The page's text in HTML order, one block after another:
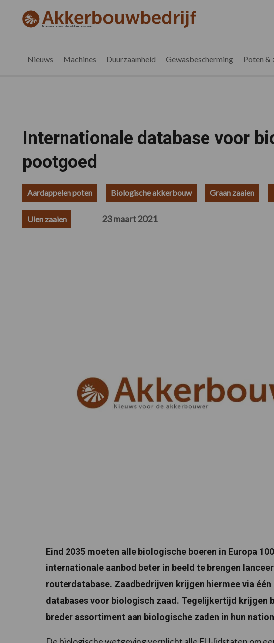
hoofdnavigatie
eerste
voettekst
akkerbouwbedrijf.nl
Nieuws Machines Duurzaamheid Gewasbescherming Poten &
Internationale database voor
pootgoed
Aardappelen poten Biologische akkerbouw Graan zaaien
Uien zaaien 23 maart 2021
Eind 2035 moeten alle biologische boeren in Europa
internationale aanbod beter in beeld te brengen
routerdatabase. Zaadbedrijven krijgen hiermee via
databases voor biologisch zaad. Tegelijkertijd krijgen
breder assortiment aan biologische zaden in hun